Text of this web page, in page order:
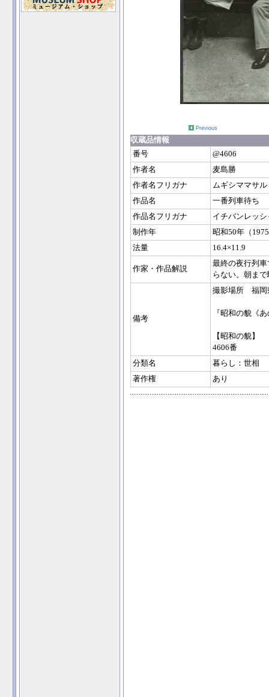
Previous
収蔵品情報
番号
@4606
作者名
麦島勝
作者名フリガナ
ムギシママサル
作品名
一番列車待ち
作品名フリガナ
イチバンレッ
制作年
昭和50年（
法量
16.4×11.9
作家・作品解説
最終の夜行列
らない。朝ま
備考
撮影場所 福
『昭和の貌《
【昭和の貌】
4606番
分類名
暮らし：世相
著作権
あり